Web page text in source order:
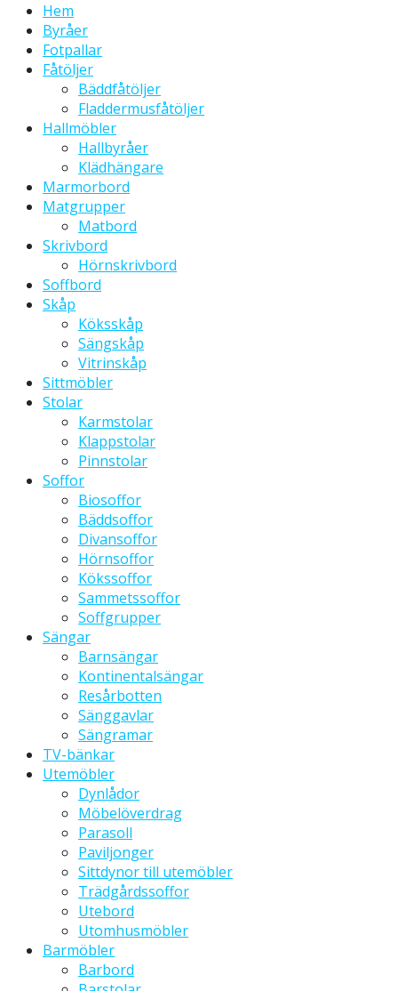
Hem
Byråer
Fotpallar
Fåtöljer
Bäddfåtöljer
Fladdermusfåtöljer
Hallmöbler
Hallbyråer
Klädhängare
Marmorbord
Matgrupper
Matbord
Skrivbord
Hörnskrivbord
Soffbord
Skåp
Köksskåp
Sängskåp
Vitrinskåp
Sittmöbler
Stolar
Karmstolar
Klappstolar
Pinnstolar
Soffor
Biosoffor
Bäddsoffor
Divansoffor
Hörnsoffor
Kökssoffor
Sammetssoffor
Soffgrupper
Sängar
Barnsängar
Kontinentalsängar
Resårbotten
Sänggavlar
Sängramar
TV-bänkar
Utemöbler
Dynlådor
Möbelöverdrag
Parasoll
Paviljonger
Sittdynor till utemöbler
Trädgårdssoffor
Utebord
Utomhusmöbler
Barmöbler
Barbord